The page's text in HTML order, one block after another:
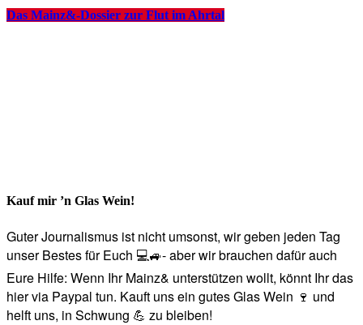
Das Mainz&-Dossier zur Flut im Ahrtal
Kauf mir ’n Glas Wein!
Guter Journalismus ist nicht umsonst, wir geben jeden Tag
unser Bestes für Euch 💻🚙- aber wir brauchen dafür auch
Eure Hilfe: Wenn Ihr Mainz& unterstützen wollt, könnt Ihr das
hier via Paypal tun. Kauft uns ein gutes Glas Wein 🍷 und
helft uns, in Schwung 💪 zu bleiben!